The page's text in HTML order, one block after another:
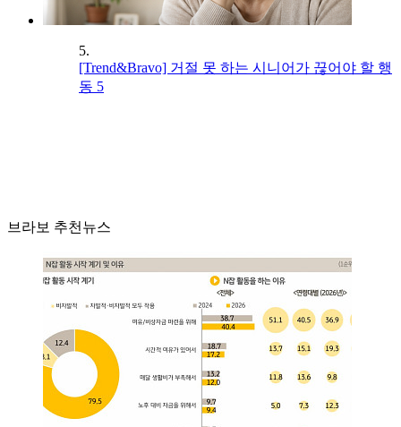
5.
[Trend&Bravo] 거절 못 하는 시니어가 끊어야 할 행
동 5
브라보 추천뉴스